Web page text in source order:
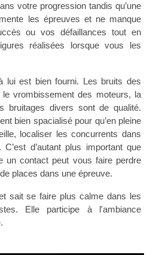
votre progression tandis qu’une
les épreuves et ne manque
ou vos défaillances tout en
réalisées lorsque vous les
lui est bien fourni. Les bruits des
vrombissement des moteurs, la
bruitages divers sont de qualité.
bien spacialisé pour qu’en pleine
localiser les concurrents dans
d’autant plus important que
un contact peut vous faire perdre
places dans une épreuve.
sait se faire plus calme dans les
Elle participe à l'ambiance